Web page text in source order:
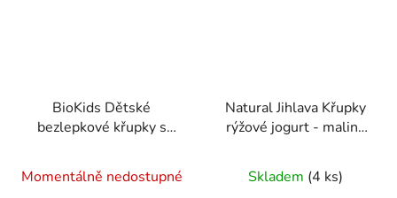
BioKids Dětské
bezlepkové křupky s
hodnocení
Momentálně nedostupné
Natural Jihlava Křupky
rýžové jogurt - malina
Skladem (4 ks)